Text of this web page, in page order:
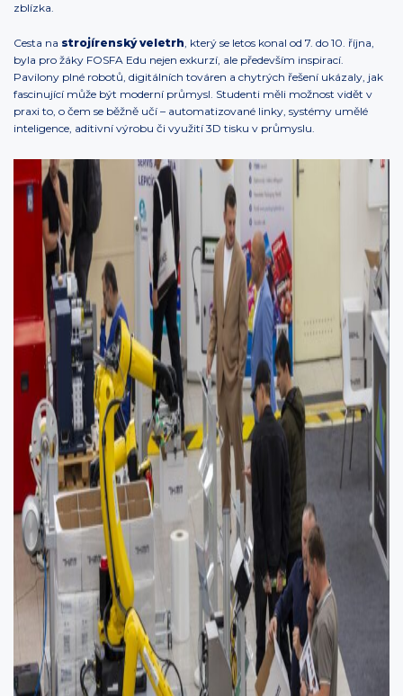
zblízka.
Cesta na strojírenský veletrh, který se letos konal od 7. do 10. října,
byla pro žáky FOSFA Edu nejen exkurzí, ale především inspirací.
Pavilony plné robotů, digitálních továren a chytrých řešení ukázaly, jak
fascinující může být moderní průmysl. Studenti měli možnost vidět v
praxi to, o čem se běžně učí – automatizované linky, systémy umělé
inteligence, aditivní výrobu či využití 3D tisku v průmyslu.